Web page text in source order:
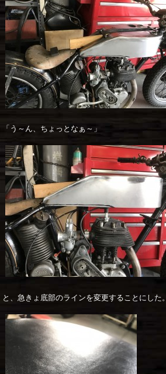
「う～ん、ちょっとなぁ～」
と、急きょ底部のラインを変更することにした。